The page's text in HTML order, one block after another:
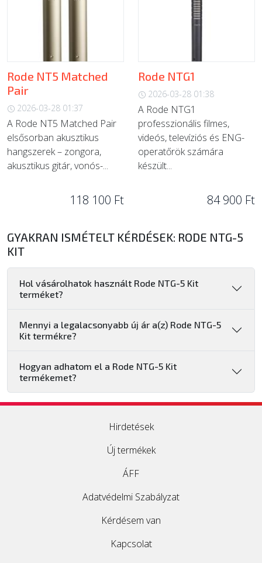
Rode NT5 Matched
Pair
2026-03-28 01:37
A Rode NT5 Matched Pair
elsősorban akusztikus
hangszerek – zongora,
akusztikus gitár, vonós-...
118 100 Ft
Rode NTG1
2026-03-28 01:38
A Rode NTG1
professzionális filmes,
videós, televíziós és ENG-
operatőrök számára
készült...
84 900 Ft
GYAKRAN ISMÉTELT KÉRDÉSEK: RODE NTG-5
KIT
Hol vásárolhatok használt Rode NTG-5 Kit
terméket?
Mennyi a legalacsonyabb új ár a(z) Rode NTG-5
Kit termékre?
Hogyan adhatom el a Rode NTG-5 Kit
termékemet?
Hirdetések
Új termékek
ÁFF
Adatvédelmi Szabályzat
Kérdésem van
Kapcsolat